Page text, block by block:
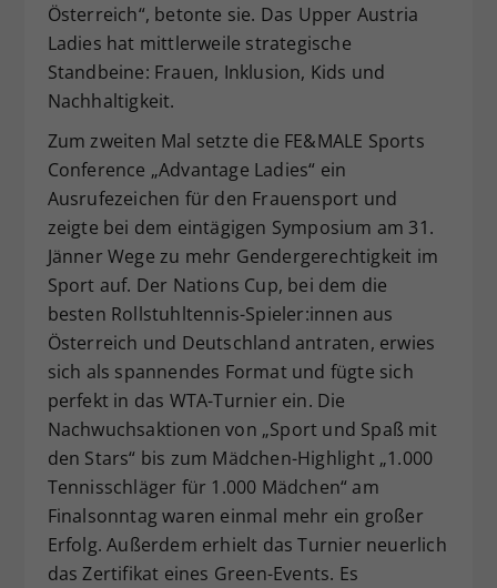
Österreich“, betonte sie. Das Upper Austria
Ladies hat mittlerweile strategische
Standbeine: Frauen, Inklusion, Kids und
Nachhaltigkeit.
Zum zweiten Mal setzte die FE&MALE Sports
Conference „Advantage Ladies“ ein
Ausrufezeichen für den Frauensport und
zeigte bei dem eintägigen Symposium am 31.
Jänner Wege zu mehr Gendergerechtigkeit im
Sport auf. Der Nations Cup, bei dem die
besten Rollstuhltennis-Spieler:innen aus
Österreich und Deutschland antraten, erwies
sich als spannendes Format und fügte sich
perfekt in das WTA-Turnier ein. Die
Nachwuchsaktionen von „Sport und Spaß mit
den Stars“ bis zum Mädchen-Highlight „1.000
Tennisschläger für 1.000 Mädchen“ am
Finalsonntag waren einmal mehr ein großer
Erfolg. Außerdem erhielt das Turnier neuerlich
das Zertifikat eines Green-Events. Es